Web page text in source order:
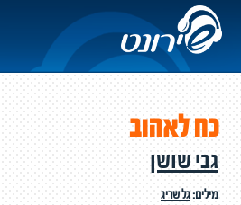
כח לאהוב
גבי שושן
מילים:גל שריג